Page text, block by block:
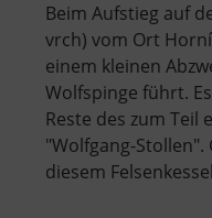
Beim Aufstieg auf
vrch) vom Ort
einem kleinen
Wolfspinge führt.
Reste des zum Teil
"Wolfgang-
diesem